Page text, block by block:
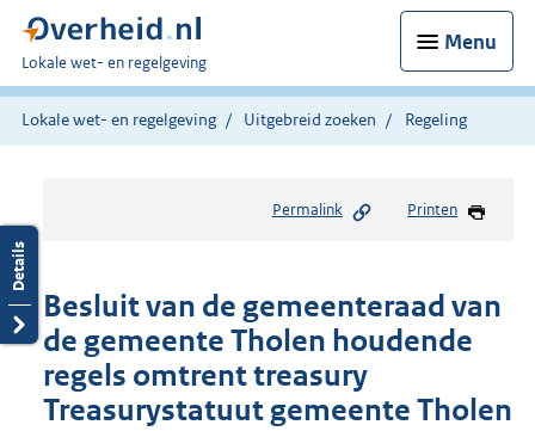
Menu
U
bent
hier:
Lokale wet- en regelgeving
Lokale wet- en regelgeving Uitgebreid zoeken Regeling
Permalink Printen
Besluit van de gemeenteraad van
de gemeente Tholen houdende
regels omtrent treasury
Treasurystatuut gemeente Tholen